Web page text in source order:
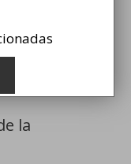
al cliente
más cercana.
la